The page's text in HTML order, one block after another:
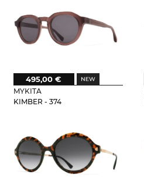
MYKITA
KIMBER - 374
495,00 €